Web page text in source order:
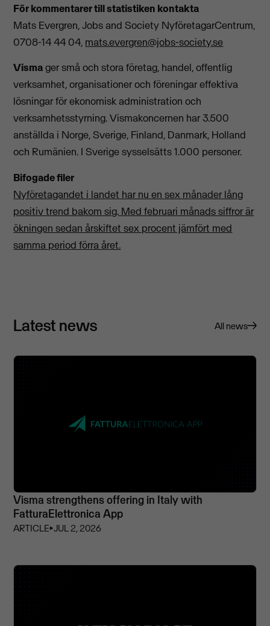
För kommentarer till statistiken kontakta
Mats Evergren, Jobs and Society NyföretagarCentrum,
0708-14 44 04, mats.evergren@jobs-society.se
Vismager små och stora företag, handel, offentlig
verksamhet, organisationer och föreningar effektiva
lösningar för ekonomisk administration och
verksamhetsstyrning. Vismakoncernen har 3.500
anställda i Norge, Sverige, Finland, Danmark, Holland
och Rumänien. I Sverige sysselsätts 1.000 personer.
Bifogade filer
Nyföretagandet i landet har nu en sex månader lång
positiv trend bakom sig. Med februari månads siffror är
ökningen sedan årskiftet sex procent jämfört med
samma period förra året.
Latest news All news
Visma strengthens offering in Italy with
FatturaElettronica App
ARTICLE⏵JUL 2, 2026